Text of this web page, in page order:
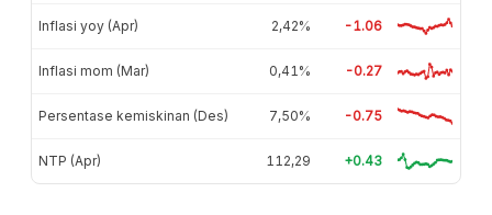
Inflasi yoy (Apr) 2,42% -1.06
Inflasi mom (Mar) 0,41% -0.27
Persentase kemiskinan (Des) 7,50% -0.75
NTP (Apr) 112,29 +0.43